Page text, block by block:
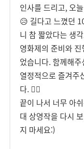
인사를 드리고, 오
😥 길다고 느꼈던
니 참 짧았다는 생
영화제의 준비와
었습니다. 함께해
열정적으로 즐겨주
다. 🙇‍♀️
끝이 나서 너무 아
대 상영작을 다시
지 마세요:)